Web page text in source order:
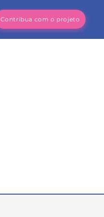
Contribua com o projeto